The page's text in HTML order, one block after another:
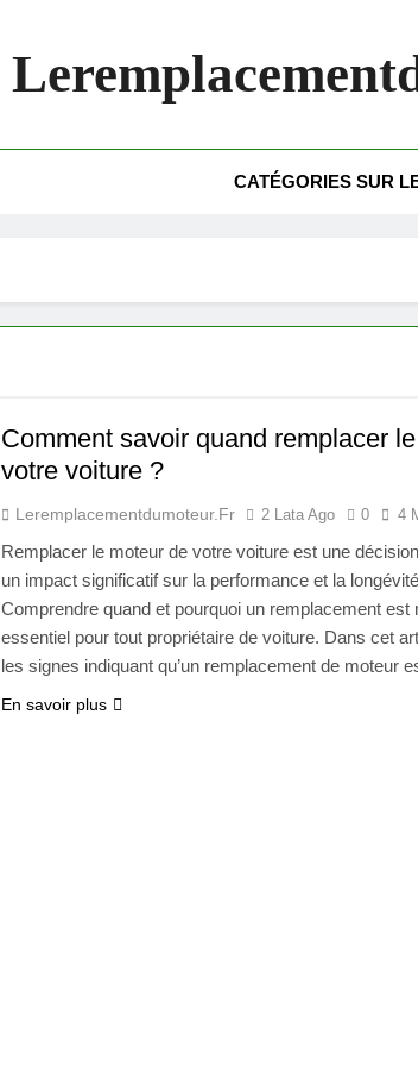
CATÉGORIES SUR
Comment savoir quand remplacer
votre voiture ?
Leremplacementdumoteur.fr 2 Lata Ago 0 4
Remplacer le moteur de votre voiture est une
un impact significatif sur la performance et la
Comprendre quand et pourquoi un remplacement est
essentiel pour tout propriétaire de voiture. Dans cet
les signes indiquant qu’un remplacement de moteur
En savoir plus